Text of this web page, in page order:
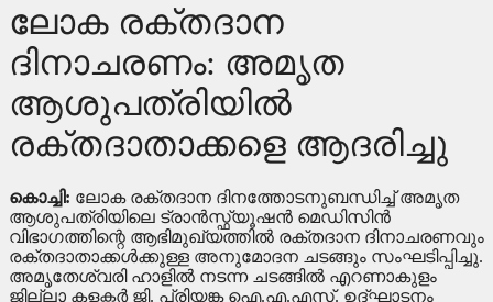
ലോക രക്തദാന
ദിനാചരണം: അമൃത
ആശുപത്രിയിൽ
രക്തദാതാക്കളെ ആദരിച്ചു
കൊച്ചി: ലോക രക്തദാന ദിനത്തോടനുബന്ധിച്ച് അമൃത
ആശുപത്രിയിലെ ട്രാൻസ്ഫ്യൂഷൻ മെഡിസിൻ
വിഭാഗത്തിന്റെ ആഭിമുഖ്യത്തിൽ രക്തദാന ദിനാചരണവും
രക്തദാതാക്കൾക്കുള്ള അനുമോദന ചടങ്ങും സംഘടിപ്പിച്ചു.
അമൃതേശ്വരി ഹാളിൽ നടന്ന ചടങ്ങിൽ എറണാകുളം
ജില്ലാ കളക്ടർ ജി. പ്രിയങ്ക ഐ.എ.എസ്. ഉദ്ഘാടനം